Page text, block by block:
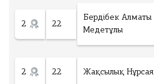
2 22
Бердібек Алматы
Медетұлы
2 22 Жақсылық Нұрсая